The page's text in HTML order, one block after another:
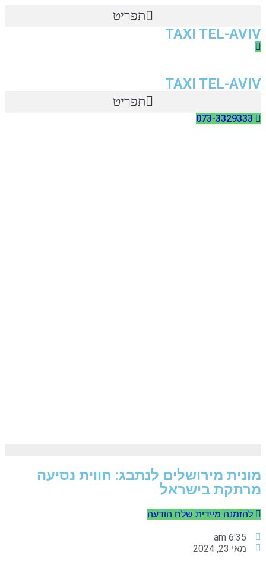
תפריט
TAXI TEL-AVIV
TAXI TEL-AVIV
תפריט
073-3329333
מונית מירושלים לנתבג: חווית נסיעה
מרתקת בישראל
להזמנה מיידית שלח הודעה
6:35 am
מאי 23, 2024